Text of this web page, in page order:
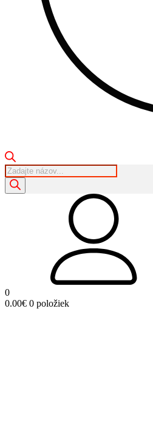
Products
search
0
0.00€ 0 položiek